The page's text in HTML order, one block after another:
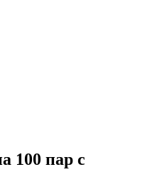
100 пар с